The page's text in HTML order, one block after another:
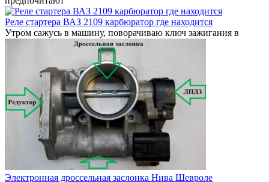
Реле стартера ВАЗ 2109 карбюратор где находится
Утром сажусь в машину, поворачиваю ключ зажигания в
Электронная дроссельная заслонка Нива Шевроле